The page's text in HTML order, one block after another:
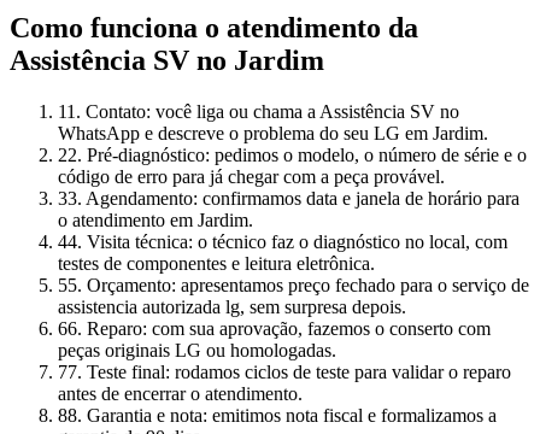
Como funciona o atendimento da
Assistência SV no Jardim
11. Contato: você liga ou chama a Assistência SV no
WhatsApp e descreve o problema do seu LG em Jardim.
22. Pré-diagnóstico: pedimos o modelo, o número de série e o
código de erro para já chegar com a peça provável.
33. Agendamento: confirmamos data e janela de horário para
o atendimento em Jardim.
44. Visita técnica: o técnico faz o diagnóstico no local, com
testes de componentes e leitura eletrônica.
55. Orçamento: apresentamos preço fechado para o serviço de
assistencia autorizada lg, sem surpresa depois.
66. Reparo: com sua aprovação, fazemos o conserto com
peças originais LG ou homologadas.
77. Teste final: rodamos ciclos de teste para validar o reparo
antes de encerrar o atendimento.
88. Garantia e nota: emitimos nota fiscal e formalizamos a